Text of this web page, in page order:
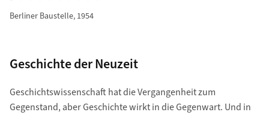
Berliner Baustelle, 1954
Geschichte der Neuzeit
Geschichtswissenschaft hat die Vergangenheit zum
Gegenstand, aber Geschichte wirkt in die Gegenwart. Und in